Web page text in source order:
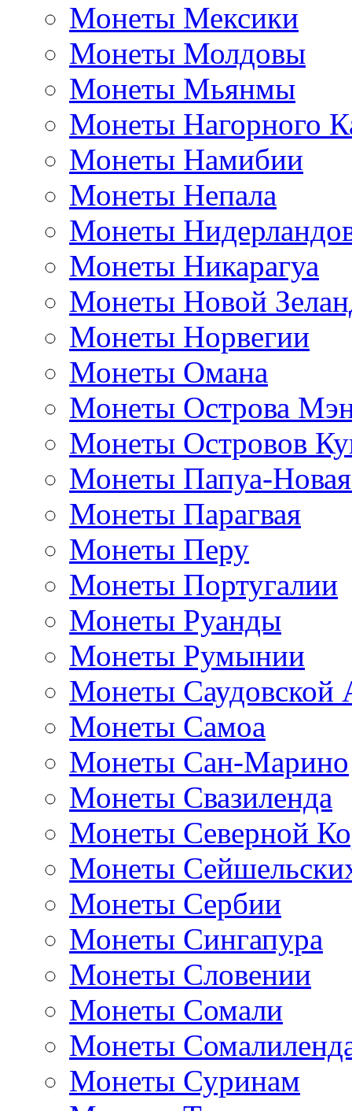
Монеты Мексики
Монеты Молдовы
Монеты Мьянмы
Монеты Нагорного
Монеты Намибии
Монеты Непала
Монеты
Монеты Никарагуа
Монеты Новой
Монеты Норвегии
Монеты Омана
Монеты Острова
Монеты Островов
Монеты Папуа-
Монеты Парагвая
Монеты Перу
Монеты Португалии
Монеты Руанды
Монеты Румынии
Монеты Саудовской
Монеты Самоа
Монеты Сан-Марино
Монеты Свазиленда
Монеты Северной
Монеты
Монеты Сербии
Монеты Сингапура
Монеты Словении
Монеты Сомали
Монеты
Монеты Суринам